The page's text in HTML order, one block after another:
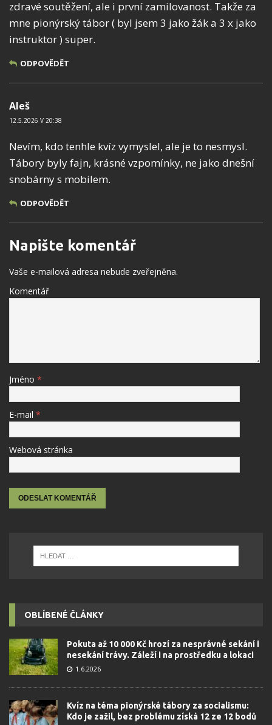
zdravé soutěžení, ale i první zamilovanost. Takže za
mne pionýrský tábor ( byl jsem 3 jako žák a 3 x jako
instruktor ) super.
ODPOVĚDĚT
Aleš
12.5.2026 V 20:38
Nevím, kdo tenhle kvíz vymyslel, ale je to nesmysl.
Tábory byly fajn, krásné vzpomínky, ne jako dnešní
snobárny s mobilem.
ODPOVĚDĚT
Napište komentář
Vaše e-mailová adresa nebude zveřejněna.
Komentář
Jméno *
E-mail *
Webová stránka
OBLÍBENÉ ČLÁNKY
Pokuta až 10 000 Kč hrozí za nesprávné sekání i
nesekání trávy. Záleží i na prostředku a lokaci
1.6.2026
Kvíz na téma pionýrské tábory za socialismu:
Kdo je zažil, bez problému získá 12 ze 12 bodů